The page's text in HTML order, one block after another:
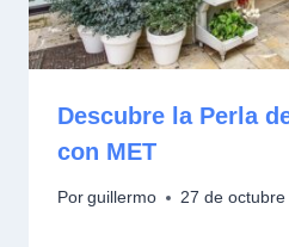
Descubre la Perla
con MET
Por guillermo 27 de octubre